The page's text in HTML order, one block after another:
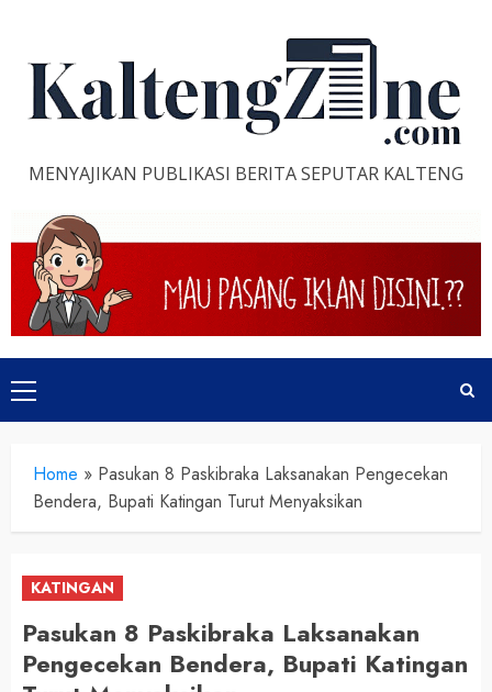
content
MENYAJIKAN PUBLIKASI BERITA SEPUTAR KALTENG
Primary
Menu
Home » Pasukan 8 Paskibraka Laksanakan Pengecekan
Bendera, Bupati Katingan Turut Menyaksikan
KATINGAN
Pasukan 8 Paskibraka Laksanakan
Pengecekan Bendera, Bupati Katingan